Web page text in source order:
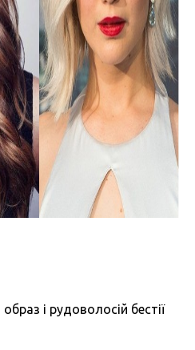
і рудоволосій бестії